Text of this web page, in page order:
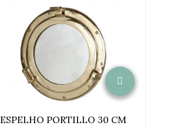
ESPELHO PORTILLO 30 CM